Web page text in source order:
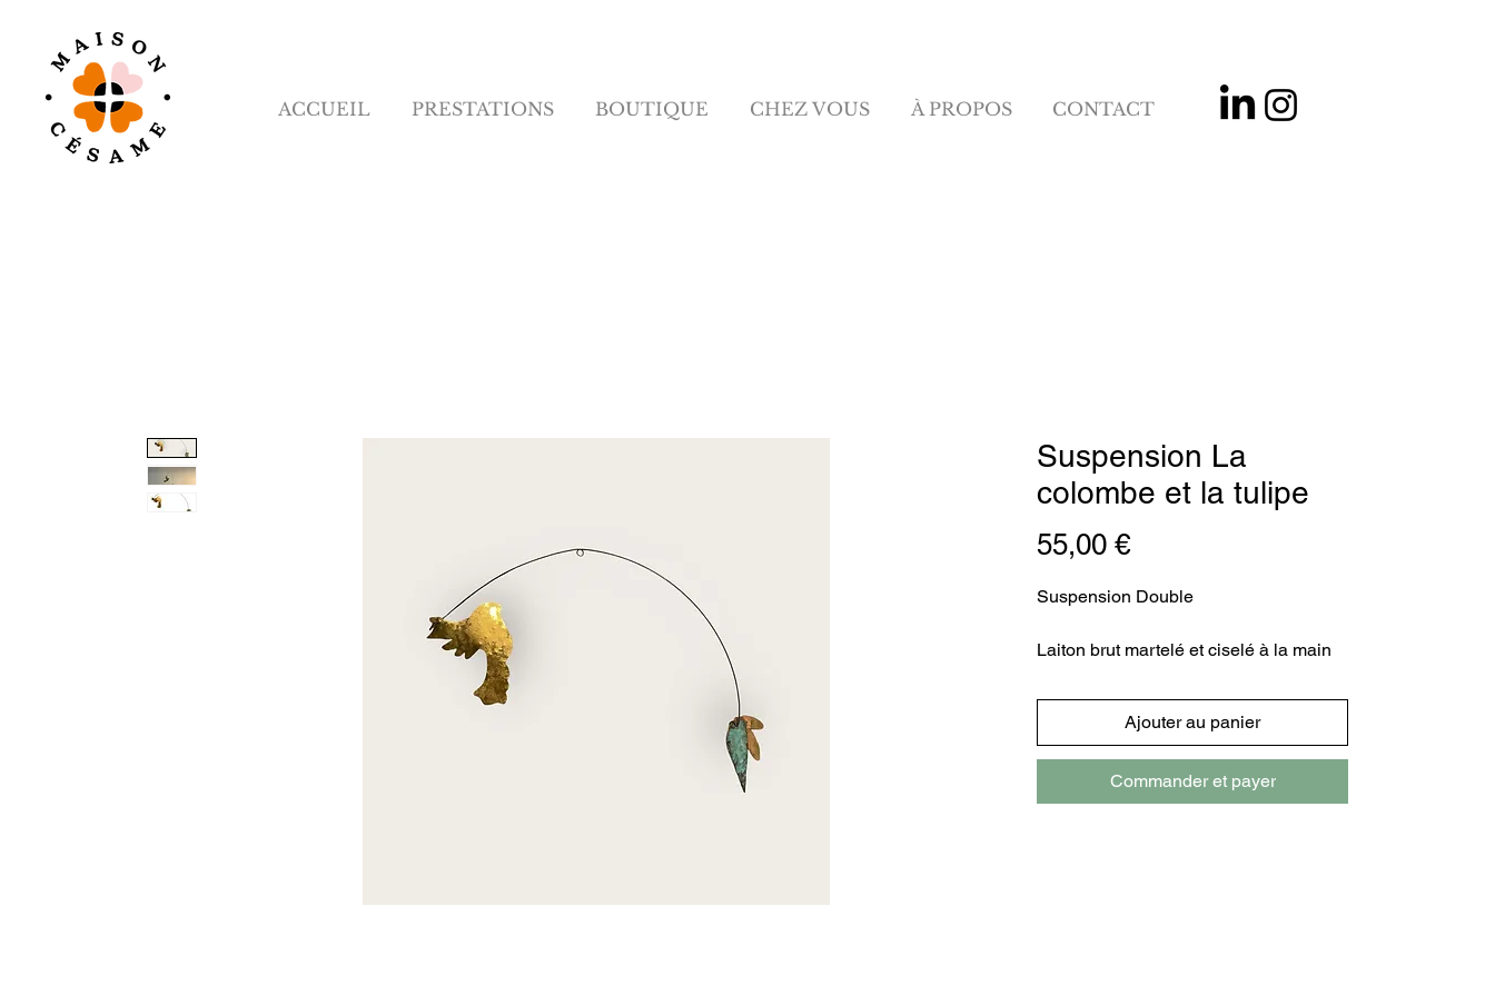
ACCUEIL PRESTATIONS BOUTIQUE CHEZ VOUS À PROPOS CONTACT
Suspension La
colombe et la tulipe
55,00 €Prix
Suspension Double
Laiton brut martelé et ciselé à la main
Dimension : 21 x 24 cm
Entretien
Laiton martelé : dentifrice
Laiton poli : Miror
Ajouter au panier
Commander et payer